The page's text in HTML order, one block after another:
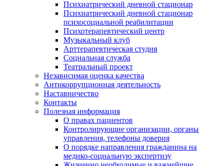
Психиатрический дневной стационар
Психиатрический дневной стационар
психосоциальной реабилитации
Психотерапевтический центр
Музыкальный клуб
Арттерапевтическая студия
Социальная служба
Театральный проект
Независимая оценка качества
Антикоррупционная деятельность
Наставничество
Контакты
Полезная информация
О правах пациентов
Контролирующие организации, органы
управления, телефоны доверия
О порядке направления гражданина на
медико-социальную экспертизу